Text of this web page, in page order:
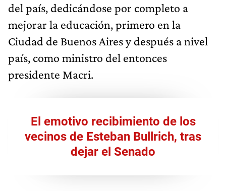
del país, dedicándose por completo a
mejorar la educación, primero en la
Ciudad de Buenos Aires y después a nivel
país, como ministro del entonces
presidente Macri.
El emotivo recibimiento de los
vecinos de Esteban Bullrich, tras
dejar el Senado